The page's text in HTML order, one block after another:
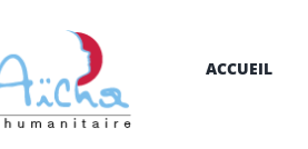
ACCUEIL